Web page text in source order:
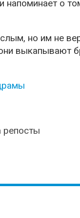
напоминает о
но им не
выкапывают
репосты